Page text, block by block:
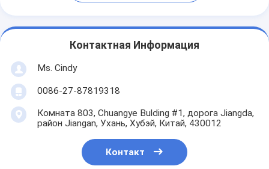
Контактная Информация
Ms. Cindy
0086-27-87819318
Комната 803, Chuangye Bulding #1, дорога Jiangda,
район Jiangan, Ухань, Хубэй, Китай, 430012
Контакт